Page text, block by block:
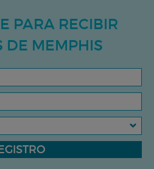
PARA RECIBIR
DE MEMPHIS